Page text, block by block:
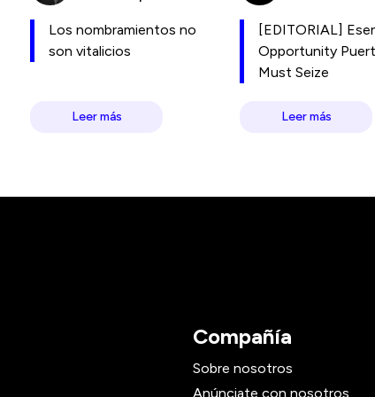
Los nombramientos no
son vitalicios
Leer más
[EDITORIAL]
Opportunity
Must Seize
Leer más
Compañía
Sobre nosotros
Anúnciate con nosotros